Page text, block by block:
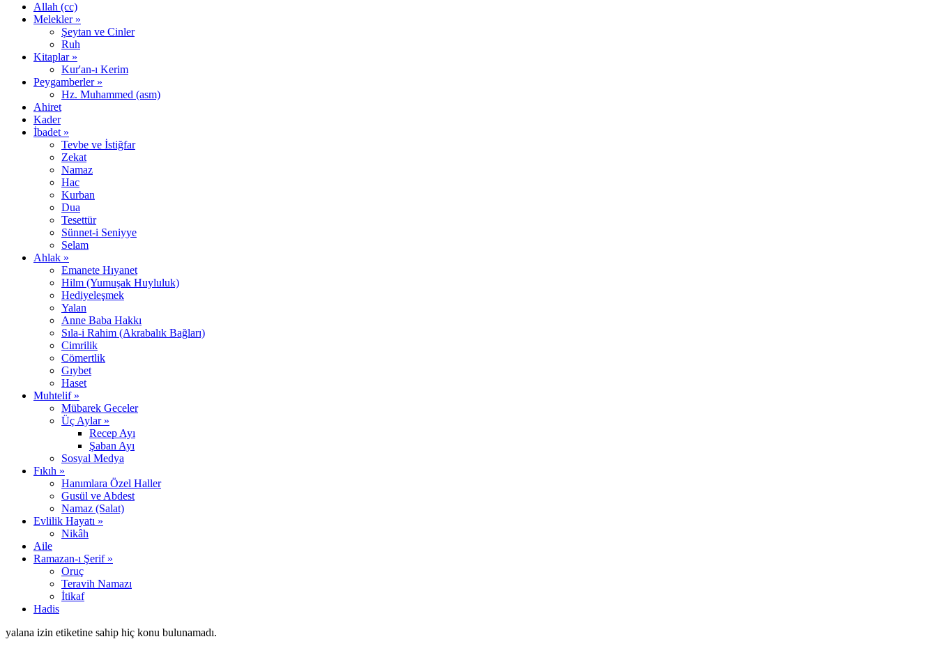
Allah (cc)
Melekler »
Şeytan ve Cinler
Ruh
Kitaplar »
Kur'an-ı Kerim
Peygamberler »
Hz. Muhammed (asm)
Ahiret
Kader
İbadet »
Tevbe ve İstiğfar
Zekat
Namaz
Hac
Kurban
Dua
Tesettür
Sünnet-i Seniyye
Selam
Ahlak »
Emanete Hıyanet
Hilm (Yumuşak Huyluluk)
Hediyeleşmek
Yalan
Anne Baba Hakkı
Sıla-i Rahim (Akrabalık Bağları)
Cimrilik
Cömertlik
Gıybet
Haset
Muhtelif »
Mübarek Geceler
Üç Aylar »
Recep Ayı
Şaban Ayı
Sosyal Medya
Fıkıh »
Hanımlara Özel Haller
Gusül ve Abdest
Namaz (Salat)
Evlilik Hayatı »
Nikâh
Aile
Ramazan-ı Şerif »
Oruç
Teravih Namazı
İtikaf
Hadis
yalana izin etiketine sahip hiç konu bulunamadı.